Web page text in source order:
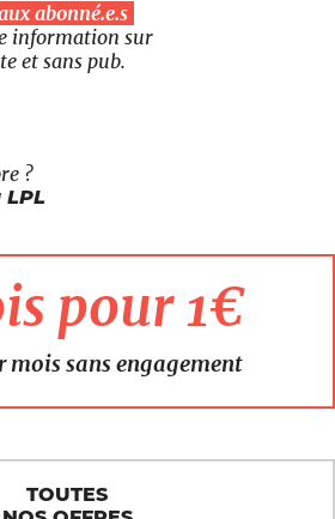
abonné.e.s
information sur
et sans pub.
?
LPL
pour 1€
mois sans engagement
TOUTES